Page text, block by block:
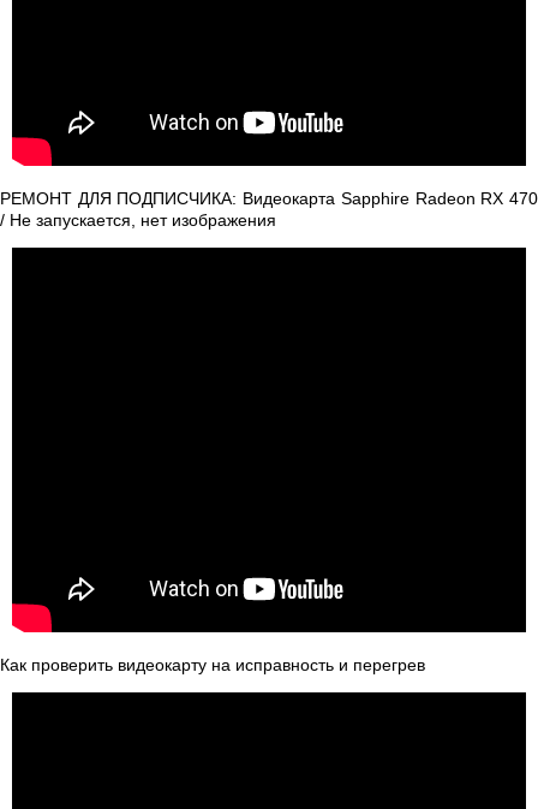
РЕМОНТ ДЛЯ ПОДПИСЧИКА: Видеокарта Sapphire Radeon RX 470
/ Не запускается, нет изображения
Как проверить видеокарту на исправность и перегрев